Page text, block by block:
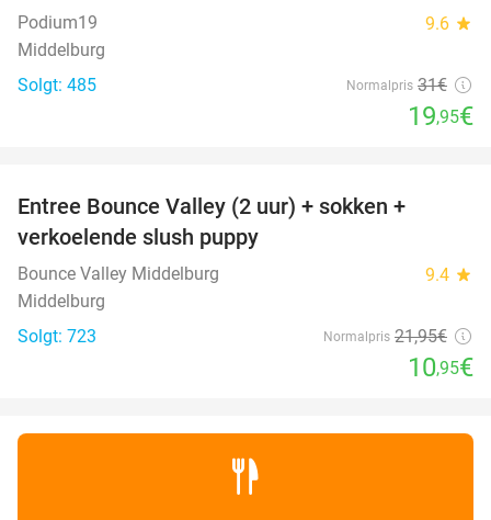
Podium19 9.6 star
Middelburg
Solgt: 485
Normalpris 31€
19,95€
Entree Bounce Valley (2 uur) + sokken +
verkoelende slush puppy
Bounce Valley Middelburg 9.4 star
Middelburg
Solgt: 723
Normalpris 21,95€
10,95€